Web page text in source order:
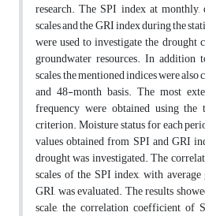
research. The SPI index at
scales and the GRI index during the
were used to investigate the
groundwater resources. In addition
scales, the mentioned indices were also
and 48-month basis. The most
frequency were obtained using
criterion. Moisture status for each
values obtained from SPI and GRI
drought was investigated. The
scales of the SPI index, with
GRI, was evaluated. The results
scale, the correlation coefficient of